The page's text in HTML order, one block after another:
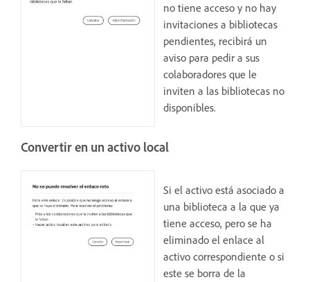
no tiene acceso y no hay
invitaciones a bibliotecas
pendientes, recibirá un
aviso para pedir a sus
colaboradores que le
inviten a las bibliotecas no
disponibles.
Convertir en un activo local
Si el activo está asociado a
una biblioteca a la que ya
tiene acceso, pero se ha
eliminado el enlace al
activo correspondiente o si
este se borra de la